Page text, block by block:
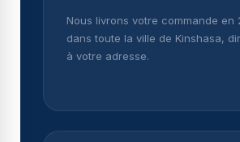
Nous livrons votre commande en
dans toute la ville de Kinshasa,
à votre adresse.